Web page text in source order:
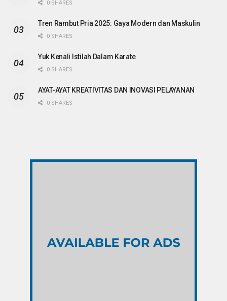
0 SHARES
Tren Rambut Pria 2025: Gaya Modern dan Maskulin
0 SHARES
Yuk Kenali Istilah Dalam Karate
0 SHARES
AYAT-AYAT KREATIVITAS DAN INOVASI PELAYANAN
0 SHARES